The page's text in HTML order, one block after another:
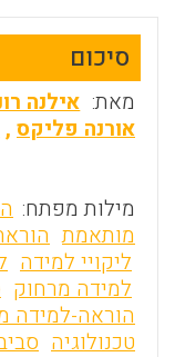
סיכום
מאת: אילנה
אורנה פליקס ,
מילות מפתח:
מותאמת
ליקויי למידה
למידה מרחוק
הוראה-למידה
טכנולוגיה